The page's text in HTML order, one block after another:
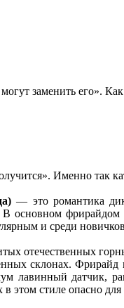
заменить его».
Именно так
— это романтика
В основном
и среди
отечественных
склонах.
лавинный датчик,
этом стиле опасно